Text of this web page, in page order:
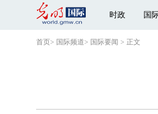
时政 国
首页 > 国际频道> 国际要闻 > 正文